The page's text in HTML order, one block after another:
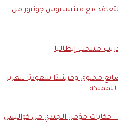
مع فينيسيوس جونيور من
منتخب إيطاليا
الجندي يؤهل 45 صانع محتوى ومرشدًا سعوديًا لتعزيز
للمملكة
حكايات مؤمن الجندي من كواليس